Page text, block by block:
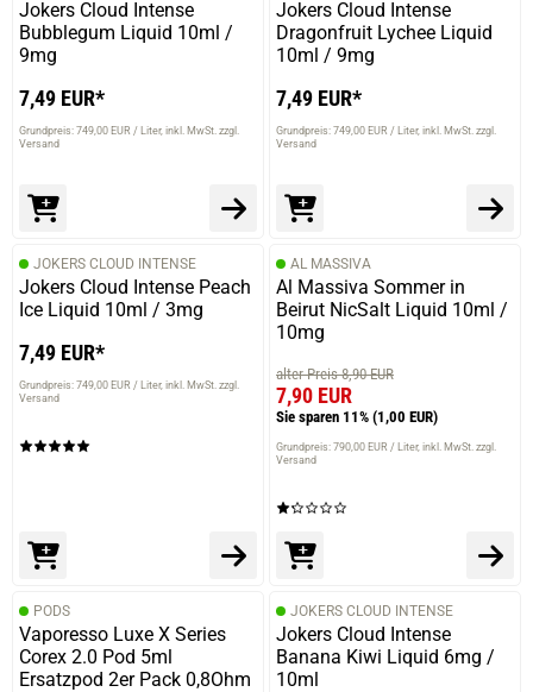
Jokers Cloud Intense
Bubblegum Liquid 10ml /
9mg
7,49 EUR*
Grundpreis: 749,00 EUR / Liter inkl. MwSt. zzgl.
Versand
Jokers Cloud Intense
Dragonfruit Lychee Liquid
10ml / 9mg
7,49 EUR*
Grundpreis: 749,00 EUR / Liter inkl. MwSt. zzgl.
Versand
JOKERS CLOUD INTENSE
Jokers Cloud Intense Peach
Ice Liquid 10ml / 3mg
7,49 EUR*
Grundpreis: 749,00 EUR / Liter inkl. MwSt. zzgl.
Versand
AL MASSIVA
Al Massiva Sommer in
Beirut NicSalt Liquid 10ml /
10mg
alter Preis 8,90 EUR
7,90 EUR
Sie sparen 11% (1,00 EUR)
Grundpreis: 790,00 EUR / Liter inkl. MwSt. zzgl.
Versand
PODS
Vaporesso Luxe X Series
Corex 2.0 Pod 5ml
Ersatzpod 2er Pack 0,8Ohm
JOKERS CLOUD INTENSE
Jokers Cloud Intense
Banana Kiwi Liquid 6mg /
10ml